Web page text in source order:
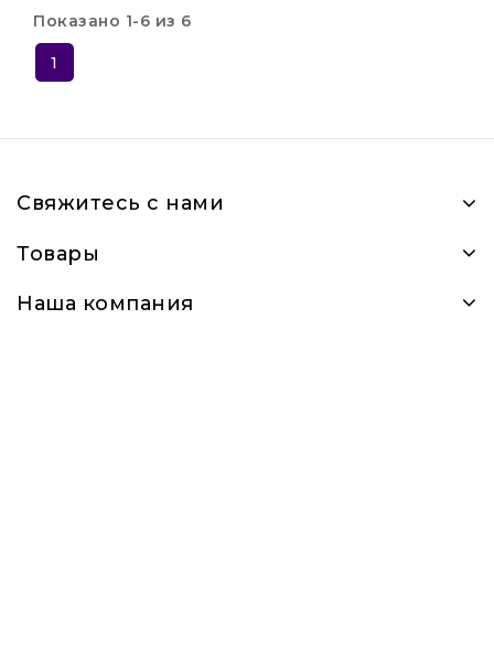
Показано 1-6 из 6
1
Свяжитесь с нами
Товары
Наша компания